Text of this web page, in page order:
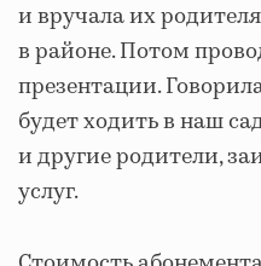
и вручала их
в районе. Потом
презентации.
будет ходить в наш
и другие родители,
услуг.